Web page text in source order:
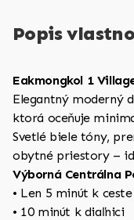
Popis
Eakmongkol 1
Elegantný moderný
ktorá oceňuje
Svetlé biele tóny,
obytné priestory –
Výborná Centrálna
• Len 5 minút k
• 10 minút k diaľnici